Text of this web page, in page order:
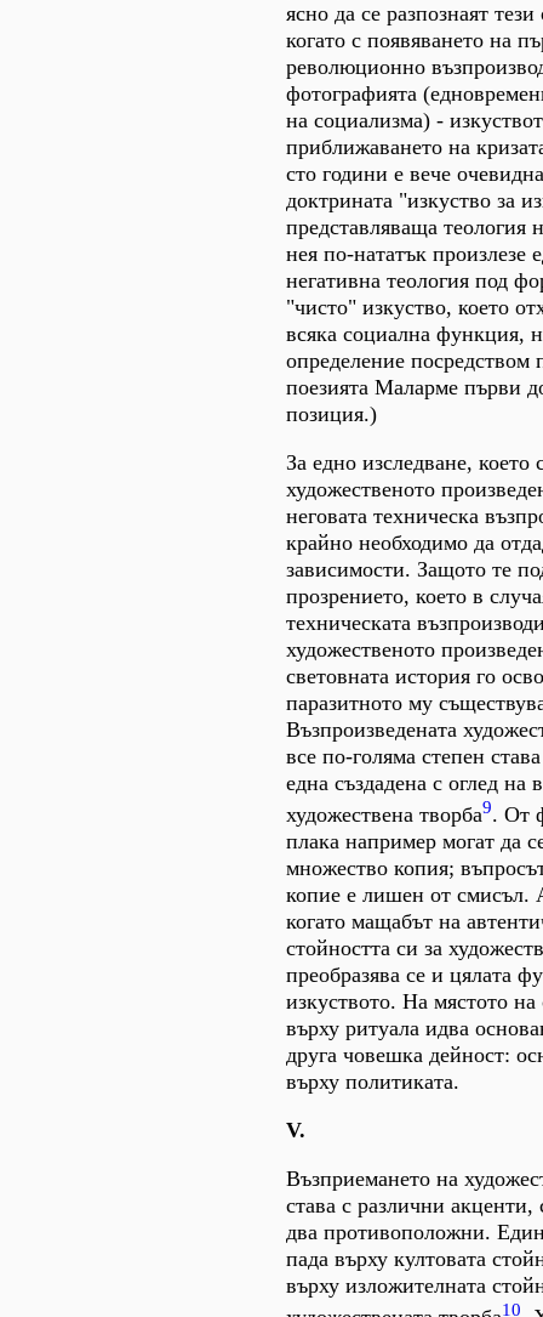
ясно да се разпознаят
когато с появяването на
революционно
фотографията
на социализма) -
приближаването на
сто години е вече
доктрината "изкуство за
представляваща теология
нея по-нататък произлезе
негативна теология под
"чисто" изкуство, което
всяка социална функция,
определение
поезията Маларме първи
позиция.)
За едно изследване, което
художественото
неговата техническа
крайно необходимо да
зависимости. Защото те
прозрението, което в
техническата
художественото
световната история го
паразитното му
Възпроизведената
все по-голяма степен
една създадена с оглед на
художествена творба9. От
плака например могат да
множество копия;
копие е лишен от смисъл.
когато мащабът на
стойността си за
преобразява се и цялата
изкуството. На мястото
върху ритуала идва
друга човешка дейност:
върху политиката.
V.
Възприемането на
става с различни акценти,
два противоположни.
пада върху култовата
върху изложителната
10